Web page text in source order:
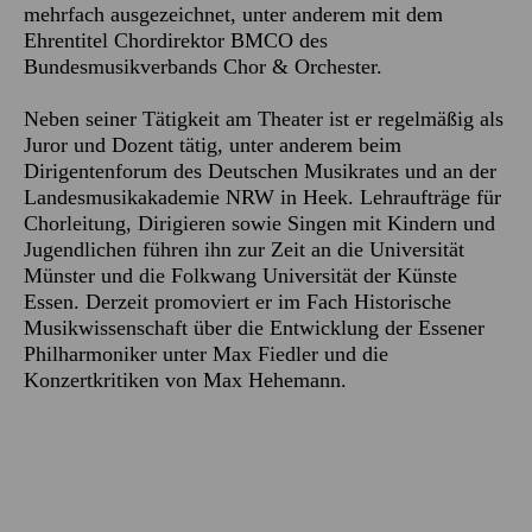
mehrfach ausgezeichnet, unter anderem mit dem
Ehrentitel Chordirektor BMCO des
Bundesmusikverbands Chor & Orchester.
Neben seiner Tätigkeit am Theater ist er regelmäßig als
Juror und Dozent tätig, unter anderem beim
Dirigentenforum des Deutschen Musikrates und an der
Landesmusikakademie NRW in Heek. Lehraufträge für
Chorleitung, Dirigieren sowie Singen mit Kindern und
Jugendlichen führen ihn zur Zeit an die Universität
Münster und die Folkwang Universität der Künste
Essen. Derzeit promoviert er im Fach Historische
Musikwissenschaft über die Entwicklung der Essener
Philharmoniker unter Max Fiedler und die
Konzertkritiken von Max Hehemann.